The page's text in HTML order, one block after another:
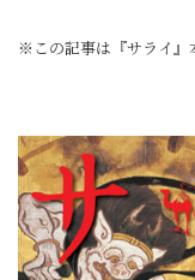
※この記事は『サライ』